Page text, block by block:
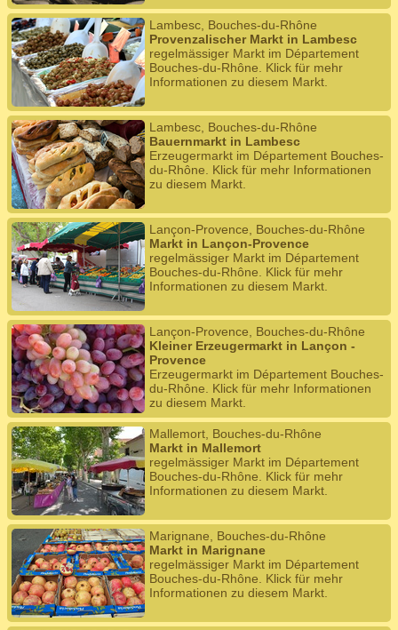
Lambesc, Bouches-du-Rhône
Provenzalischer Markt in Lambesc
regelmässiger Markt im Département
Bouches-du-Rhône. Klick für mehr
Informationen zu diesem Markt.
Lambesc, Bouches-du-Rhône
Bauernmarkt in Lambesc
Erzeugermarkt im Département Bouches-
du-Rhône. Klick für mehr Informationen
zu diesem Markt.
Lançon-Provence, Bouches-du-Rhône
Markt in Lançon-Provence
regelmässiger Markt im Département
Bouches-du-Rhône. Klick für mehr
Informationen zu diesem Markt.
Lançon-Provence, Bouches-du-Rhône
Kleiner Erzeugermarkt in Lançon -
Provence
Erzeugermarkt im Département Bouches-
du-Rhône. Klick für mehr Informationen
zu diesem Markt.
Mallemort, Bouches-du-Rhône
Markt in Mallemort
regelmässiger Markt im Département
Bouches-du-Rhône. Klick für mehr
Informationen zu diesem Markt.
Marignane, Bouches-du-Rhône
Markt in Marignane
regelmässiger Markt im Département
Bouches-du-Rhône. Klick für mehr
Informationen zu diesem Markt.